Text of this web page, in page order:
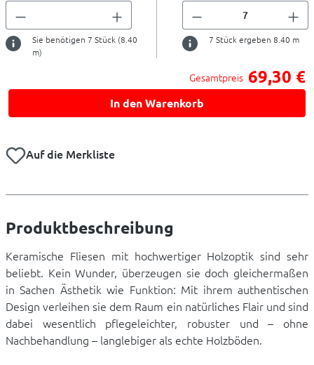
Sie benötigen 7 Stück (8.40
m)
7 Stück ergeben 8.40 m
Gesamtpreis 69,30 €
In den Warenkorb
Auf die Merkliste
Produktbeschreibung
Keramische Fliesen mit hochwertiger Holzoptik sind sehr
beliebt. Kein Wunder, überzeugen sie doch gleichermaßen
in Sachen Ästhetik wie Funktion: Mit ihrem authentischen
Design verleihen sie dem Raum ein natürliches Flair und sind
dabei wesentlich pflegeleichter, robuster und – ohne
Nachbehandlung – langlebiger als echte Holzböden.